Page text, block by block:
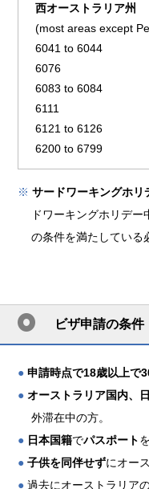
西オーストラリア州
(most areas except
6041 to 6044
6076
6083 to 6084
6111
6121 to 6126
6200 to 6799
※ サードワーキングホリ
ドワーキングホリデ
の条件を満たしている
ビザ申請の条件
● 申請時点で18歳以上で
● オーストラリア国内、
外滞在中の方。
● 日本国籍でパスポート
● 子供を同伴せずにオー
● 過去にオーストラリア